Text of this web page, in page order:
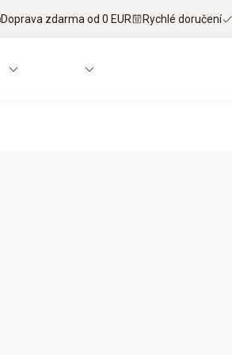
Doprava zdarma od 0 EUR Rychlé doručení